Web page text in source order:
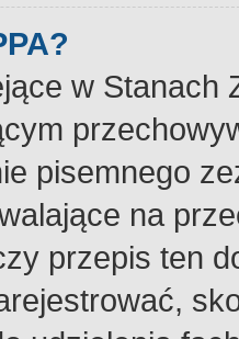
w Stanach
pisemnego
na
przepis ten